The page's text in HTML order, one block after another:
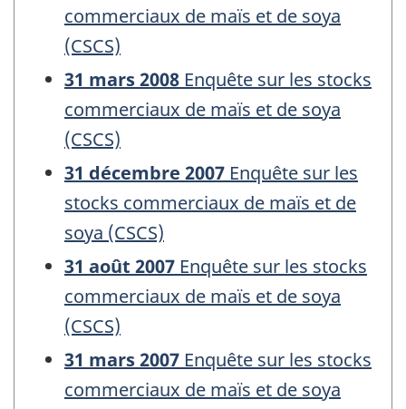
commerciaux de maïs et de soya
(CSCS)
31 mars 2008 Enquête sur les stocks
commerciaux de maïs et de soya
(CSCS)
31 décembre 2007 Enquête sur les
stocks commerciaux de maïs et de
soya (CSCS)
31 août 2007 Enquête sur les stocks
commerciaux de maïs et de soya
(CSCS)
31 mars 2007 Enquête sur les stocks
commerciaux de maïs et de soya